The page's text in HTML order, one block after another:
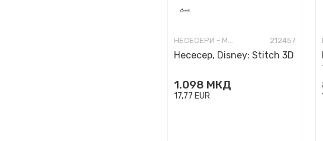
НЕСЕСЕРИ - МОДНИ 212457
Несесер, Disney: Stitch 3D
1.098 МКД
17,77 EUR